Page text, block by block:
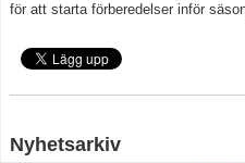
för att starta förberedelser inför
Nyhetsarkiv